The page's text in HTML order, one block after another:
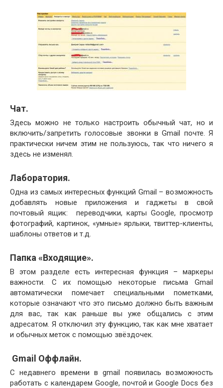
Чат.
Здесь можно не только настроить обычный чат, но и
включить/запретить голосовые звонки в Gmail почте. Я
практически ничем этим не пользуюсь, так что ничего я
здесь не изменял.
Лаборатория.
Одна из самых интересных функций Gmail – возможность
добавлять новые приложения и гаджеты в свой
почтовый ящик: переводчики, карты Google, просмотр
фотографий, картинок, «умные» ярлыки, твиттер-клиенты,
шаблоны ответов и т.д.
Папка «Входящие».
В этом разделе есть интересная функция – маркеры
важности. С их помощью некоторые письма Gmail
автоматически помечает специальными пометками,
которые означают что это письмо должно быть важным
для вас, так как раньше вы уже общались с этим
адресатом. Я отключил эту функцию, так как мне хватает
и обычных меток с помощью звёздочек.
Gmail Оффлайн.
С недавнего времени в gmail появилась возможность
работать с календарем Google, почтой и Google Docs без